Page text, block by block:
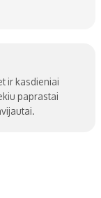
ir kasdieniai
paprastai